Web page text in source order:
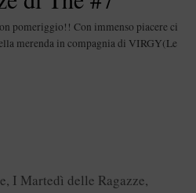
pomeriggio!! Con immenso piacere ci
merenda in compagnia di VIRGY(Le
, I Martedì delle Ragazze,